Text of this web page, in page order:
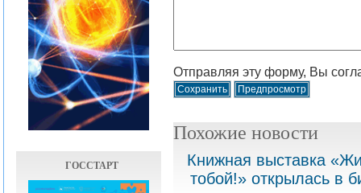
ГОССТАРТ
Отправляя эту форму, Вы
Похожие новости
Книжная выставка
тобой!» открылась в